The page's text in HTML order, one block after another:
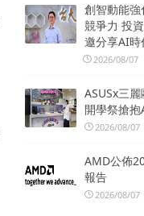
創智動能
競爭力 投
邀分享AI時
2026/08/07
ASUSx三
開學祭搶抱
2026/08/07
AMD公佈
報告
2026/08/07